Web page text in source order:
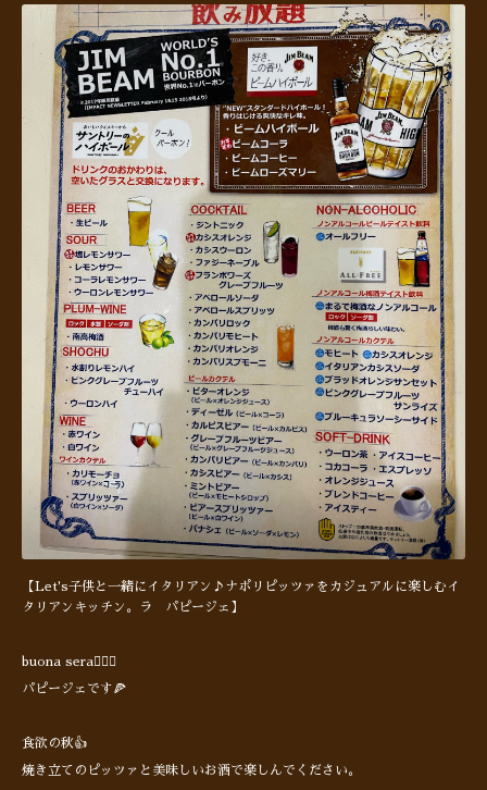
【Let's子供と一緒にイタリアン♪ナポリピッツァをカジュアルに楽しむイ
タリアンキッチン。ラ パピージェ】
buona sera🙋🏻‍♂️
パピージェです🍕
食欲の秋👍
焼き立てのピッツァと美味しいお酒で楽しんでください。